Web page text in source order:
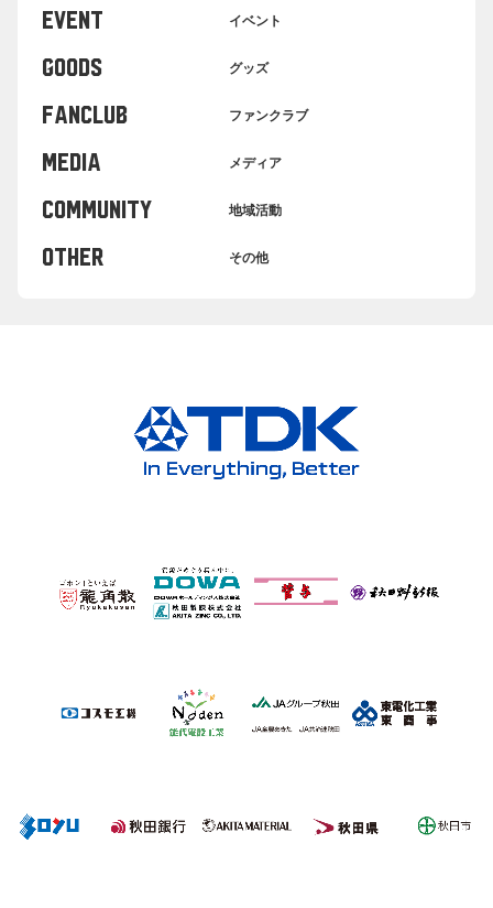
EVENT イベント
GOODS グッズ
FANCLUB ファンクラブ
MEDIA メディア
COMMUNITY 地域活動
OTHER その他